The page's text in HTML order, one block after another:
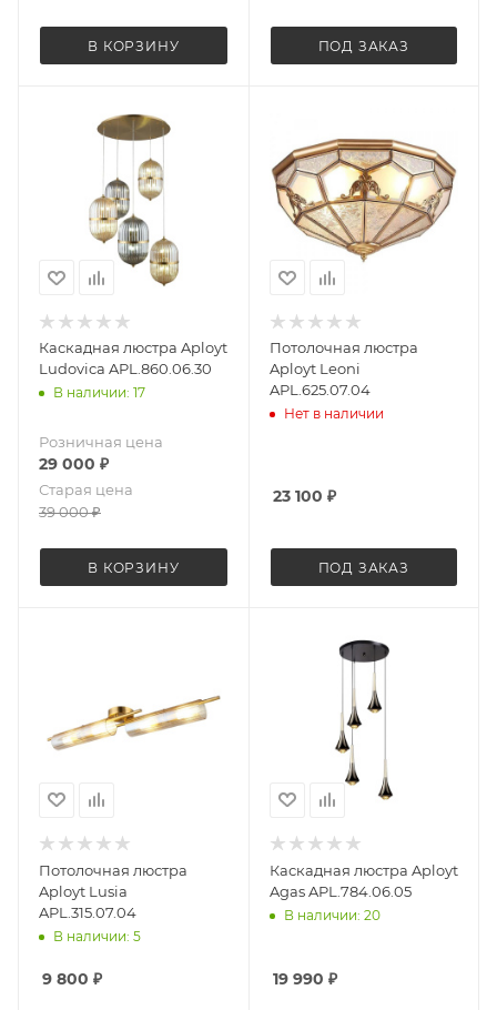
В КОРЗИНУ ПОД ЗАКАЗ
Каскадная люстра Aployt
Ludovica APL.860.06.30
В наличии: 17
Розничная цена
29 000 ₽
Старая цена
39 000₽
В КОРЗИНУ
Потолочная люстра
Aployt Leoni
APL.625.07.04
Нет в наличии
23 100 ₽
ПОД ЗАКАЗ
Потолочная люстра
Aployt Lusia
APL.315.07.04
В наличии: 5
9 800 ₽
Каскадная люстра Aployt
Agas APL.784.06.05
В наличии: 20
19 990 ₽